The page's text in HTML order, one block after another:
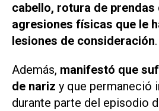
cabello, rotura de
agresiones físicas que le
lesiones de consideración.
Además, manifestó que
de nariz y que permaneció
durante parte del episodio